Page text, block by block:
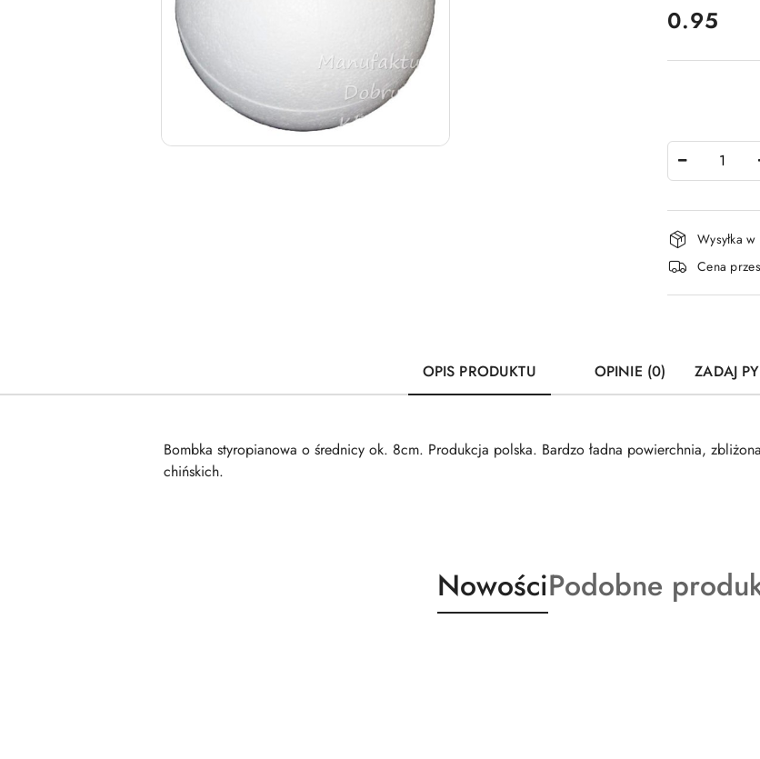
cena:
0.95
i
dostawa
Wysyłka
Cena
OPIS PRODUKTU OPINIE (0) ZADAJ
Bombka styropianowa o średnicy ok. 8cm. Produkcja polska. Bardzo ładna powierchnia,
chińskich.
Produkty
o
NowościProdukty
o
Podobne